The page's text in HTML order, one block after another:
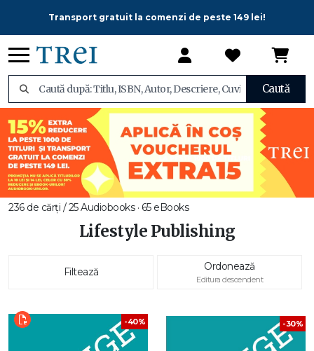
Transport gratuit la comenzi de peste 149 lei!
Caută
236 de cărți / 25 Audiobooks · 65 eBooks
Lifestyle Publishing
Filtează Ordonează
Editura descendent
-40% -30%